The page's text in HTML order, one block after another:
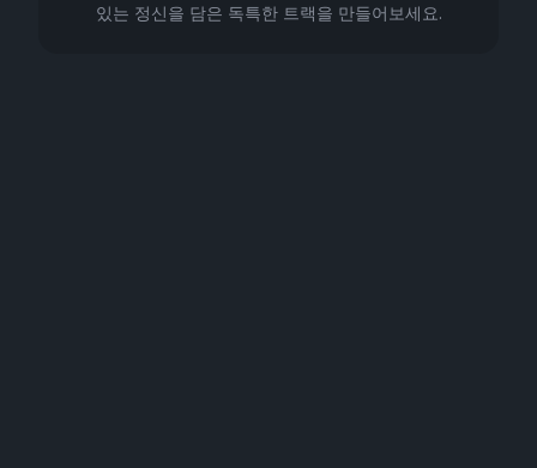
있는 정신을 담은 독특한 트랙을 만들어보세요.